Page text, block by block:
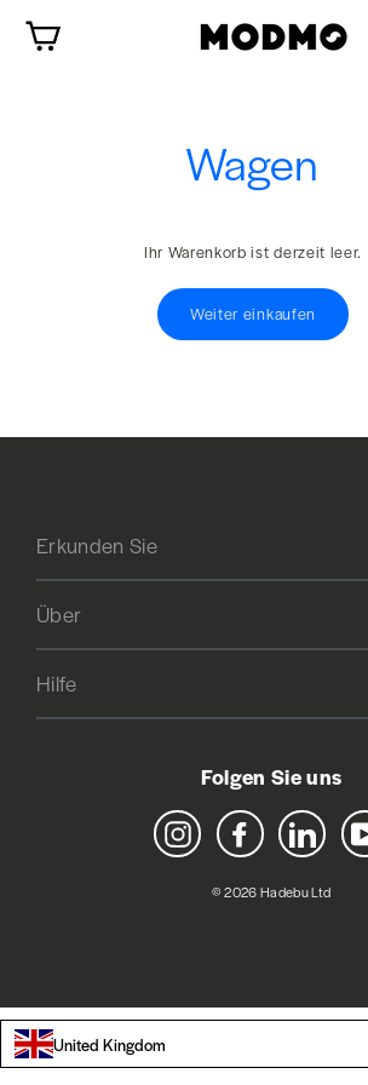
Inhalt
springen
Wagen
Ihr Warenkorb ist derzeit leer.
Weiter einkaufen
Erkunden Sie
Über
Hilfe
Folgen Sie uns
Instagram Facebook LinkedIn
© 2026 Hadebu Ltd
United Kingdom